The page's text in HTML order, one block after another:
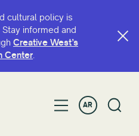
cultural policy is
informed and
Creative West’s
Center.
AR